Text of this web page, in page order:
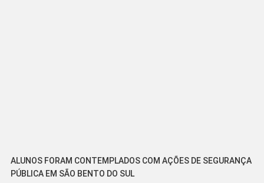
ALUNOS FORAM CONTEMPLADOS COM AÇÕES DE SEGURANÇA
PÚBLICA EM SÃO BENTO DO SUL